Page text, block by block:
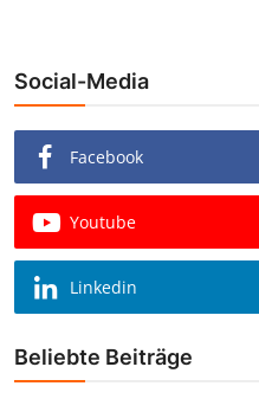
Redaktion
Beiträge
Vorproduktion
Social-Media
Facebook
Youtube
Linkedin
Beliebte Beiträge